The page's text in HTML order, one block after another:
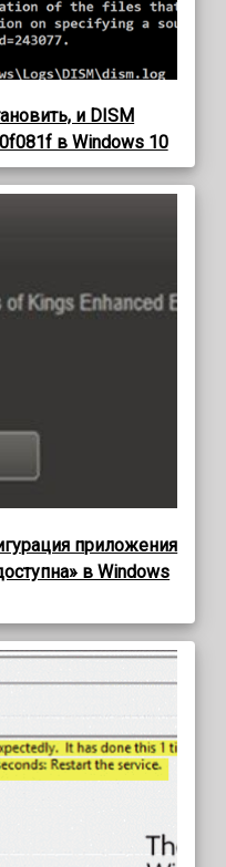
и DISM
в Windows 10
приложения
в Windows